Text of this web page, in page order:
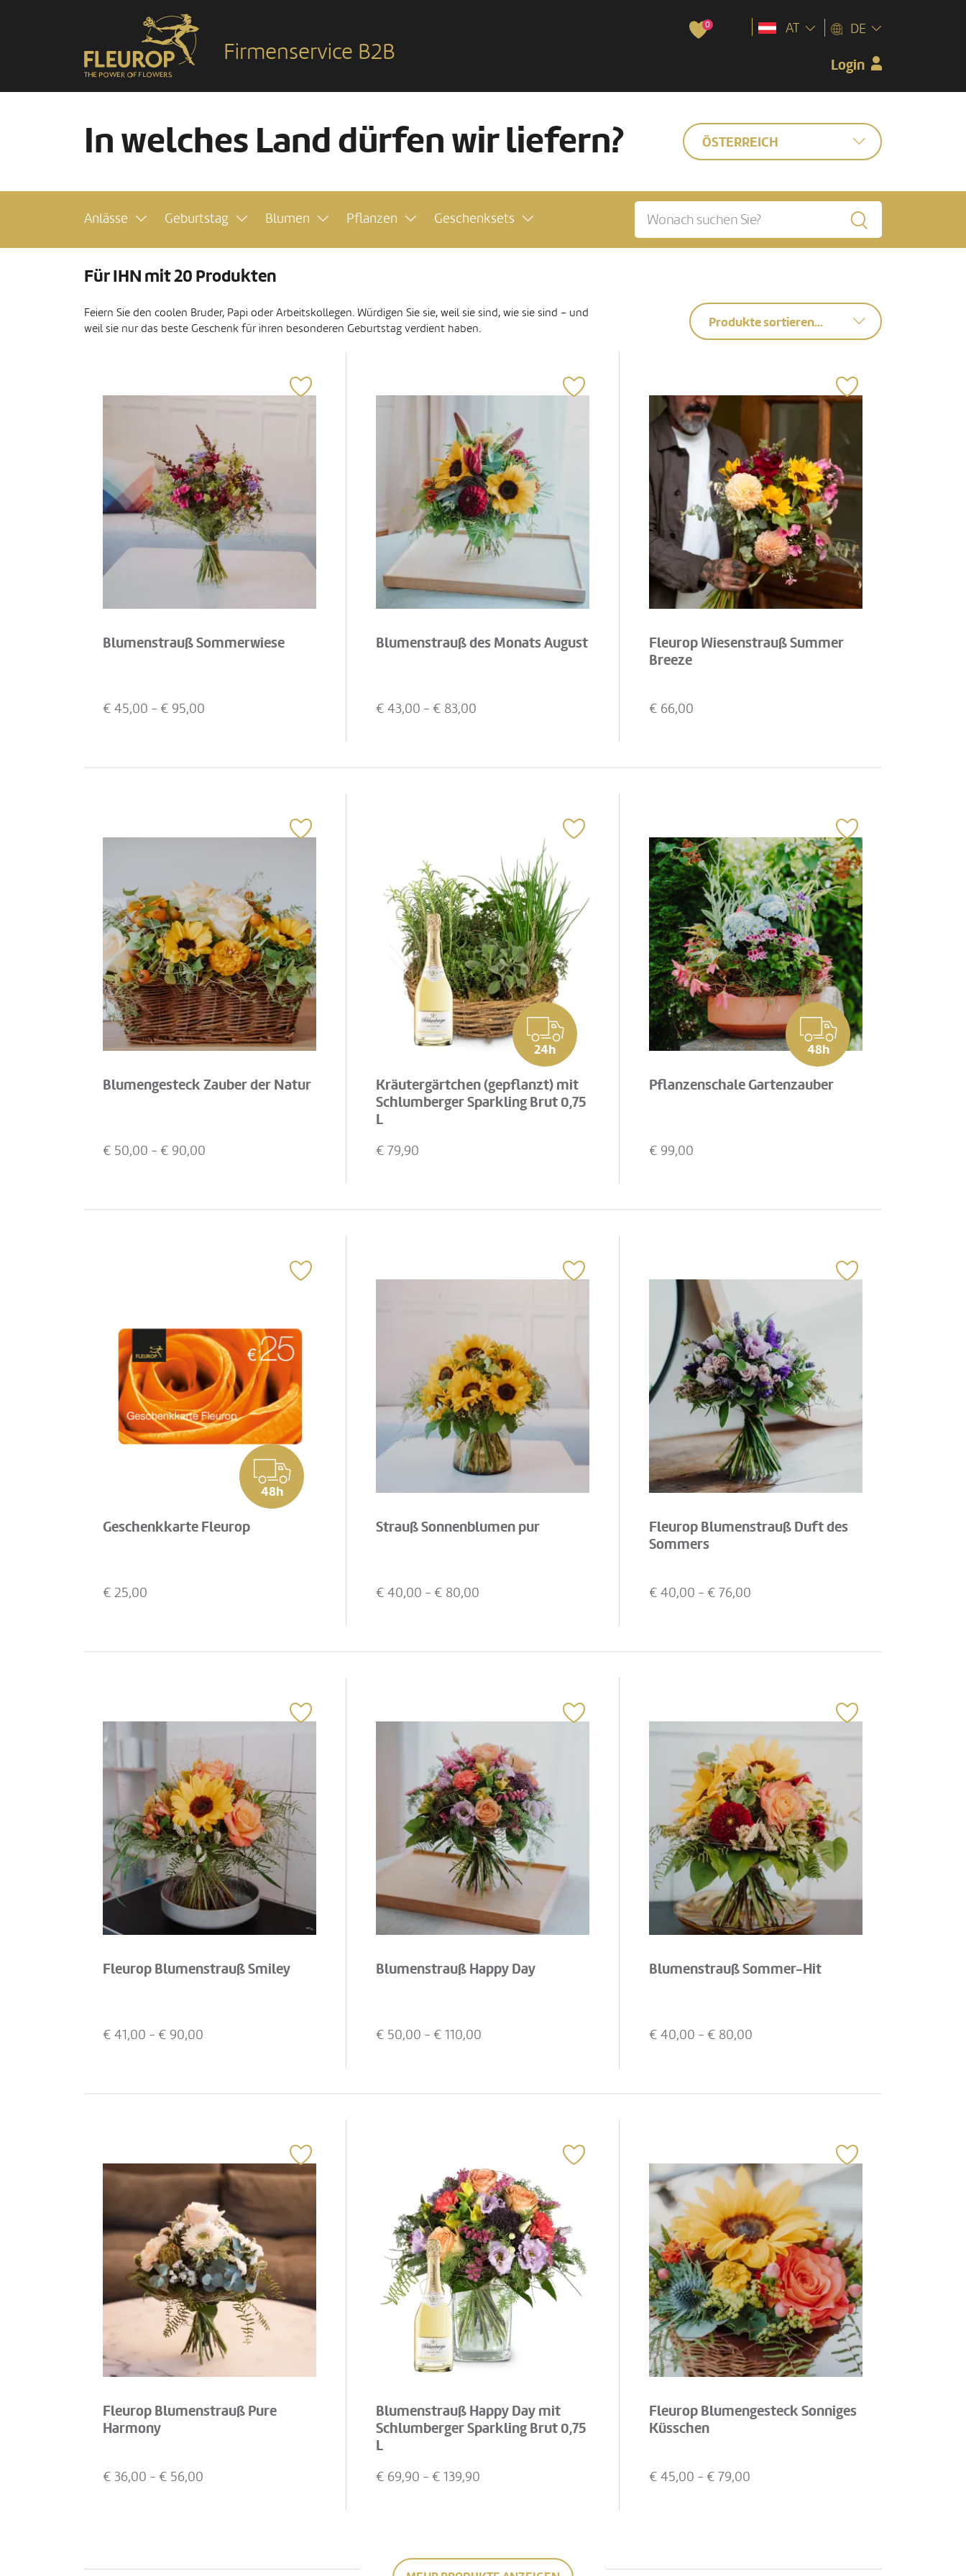
Firmenservice B2B
0
Login
AT DE
In welches Land dürfen wir liefern? ÖSTERREICH
Anlässe Geburtstag Blumen Pflanzen Geschenksets
Für IHN mit 20 Produkten
Feiern Sie den coolen Bruder, Papi oder Arbeitskollegen. Würdigen Sie sie, weil sie sind, wie sie sind – und
weil sie nur das beste Geschenk für ihren besonderen Geburtstag verdient haben.
Produkte sortieren...
Blumenstrauß Sommerwiese
€ 45,00 - € 95,00
Blumenstrauß des Monats August
€ 43,00 - € 83,00
Fleurop Wiesenstrauß Summer
Breeze
€ 66,00
Blumengesteck Zauber der Natur
€ 50,00 - € 90,00
24h
Kräutergärtchen (gepflanzt) mit
Schlumberger Sparkling Brut 0,75
L
€ 79,90
48h
Pflanzenschale Gartenzauber
€ 99,00
48h
Geschenkkarte Fleurop
€ 25,00
Strauß Sonnenblumen pur
€ 40,00 - € 80,00
Fleurop Blumenstrauß Duft des
Sommers
€ 40,00 - € 76,00
Fleurop Blumenstrauß Smiley
€ 41,00 - € 90,00
Blumenstrauß Happy Day
€ 50,00 - € 110,00
Blumenstrauß Sommer-Hit
€ 40,00 - € 80,00
Fleurop Blumenstrauß Pure
Harmony
€ 36,00 - € 56,00
Blumenstrauß Happy Day mit
Schlumberger Sparkling Brut 0,75
L
€ 69,90 - € 139,90
Fleurop Blumengesteck Sonniges
Küsschen
€ 45,00 - € 79,00